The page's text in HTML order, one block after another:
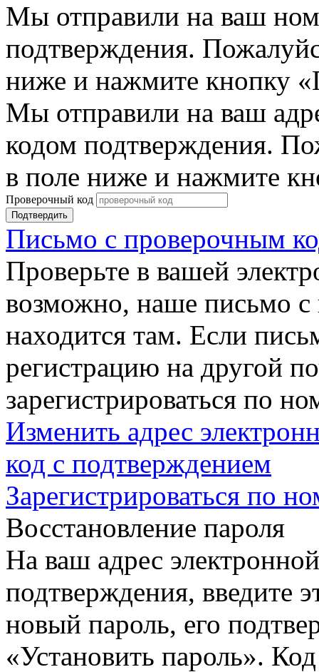
Мы отправили на ваш
подтверждения.
ниже и нажмите кнопку
Мы отправили на ваш
кодом подтверждения.
в поле ниже и нажмите
Проверочный код
Подтвердить
Письмо с проверочным
Проверьте в вашей
возможно, наше письмо с
находится там. Если
регистрацию на другой
зарегистрироваться по
Изменить адрес
код с подтверждением
Зарегистрироваться по
Восстановление пароля
На ваш адрес
подтверждения, введите
новый пароль, его
«Установить пароль».